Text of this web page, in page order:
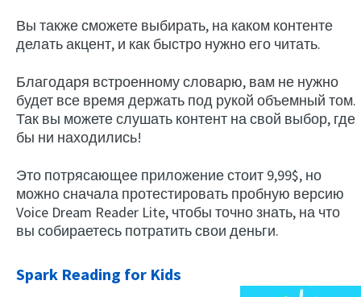
Вы также сможете выбирать, на каком контенте
делать акцент, и как быстро нужно его читать.
Благодаря встроенному словарю, вам не нужно
будет все время держать под рукой объемный том.
Так вы можете слушать контент на свой выбор, где
бы ни находились!
Это потрясающее приложение стоит 9,99$, но
можно сначала протестировать пробную версию
Voice Dream Reader Lite, чтобы точно знать, на что
вы собираетесь потратить свои деньги.
Spark Reading for Kids